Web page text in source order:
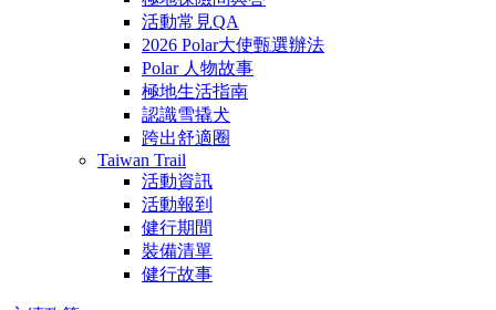
活動常見QA
2026 Polar大使甄選辦法
Polar 人物故事
極地生活指南
認識雪撬犬
跨出舒適圈
Taiwan Trail
活動資訊
活動報到
健行期間
裝備清單
健行故事